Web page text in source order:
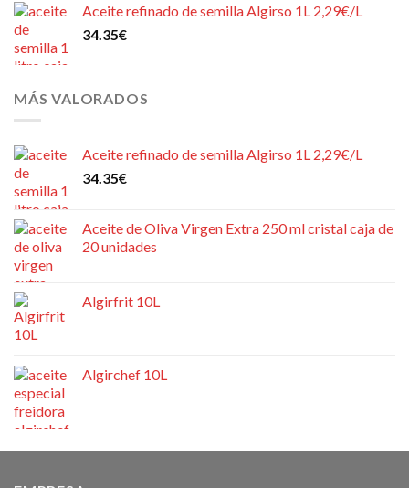
Aceite refinado de semilla Algirso 1L 2,29€/L
34.35€
MÁS VALORADOS
Aceite refinado de semilla Algirso 1L 2,29€/L
34.35€
Aceite de Oliva Virgen Extra 250 ml cristal caja de
20 unidades
Algirfrit 10L
Algirchef 10L